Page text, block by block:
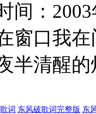
间：
窗口我
半清醒
词 东风破歌词完整版 东